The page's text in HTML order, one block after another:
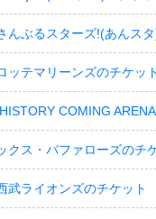
んぶるスターズ!(あんス
ッテマリーンズのチケット
COMING
クス・バファローズのチ
武ライオンズのチケット